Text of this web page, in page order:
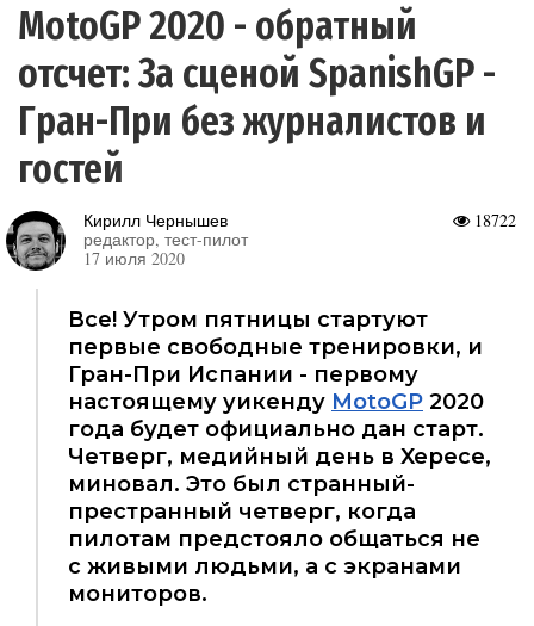
MotoGP 2020 - обратный
отсчет: За сценой SpanishGP -
Гран-При без журналистов и
гостей
18722
Кирилл Чернышев
редактор, тест-пилот
17 июля 2020
Все! Утром пятницы стартуют
первые свободные тренировки, и
Гран-При Испании - первому
настоящему уикенду MotoGP 2020
года будет официально дан старт.
Четверг, медийный день в Хересе,
миновал. Это был странный-
престранный четверг, когда
пилотам предстояло общаться не
с живыми людьми, а с экранами
мониторов.